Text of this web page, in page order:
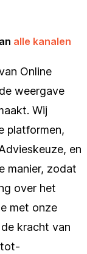
alle kanalen
Online
weergave
Wij
platformen,
en
manier, zodat
over het
met onze
kracht van
tot-